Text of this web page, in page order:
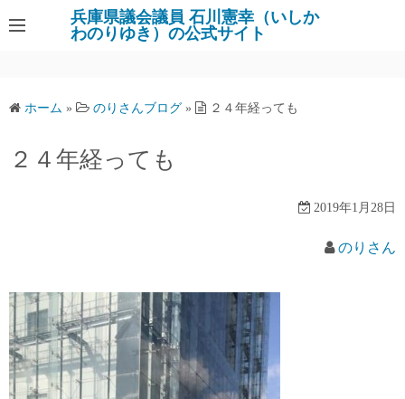
ン
ツ
兵庫県議会議員 石川憲幸（いしか
わのりゆき）の公式サイト
ホーム » のりさんブログ » ２４年経っても
２４年経っても
2019年1月28日
のりさん